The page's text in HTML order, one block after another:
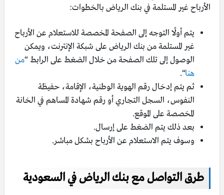
الأرباح غير المستلمة في بنك الرياض بالخطوات:
يتم أولًا التوجه إلى الصفحة المخصصة للاستعلام عن الأرباح
غير المستلمة من بنك الرياض على شبكة الإنترنت، ويمكن
الوصول إلى تلك الصفحة من خلال الضغط على الرابط “من
هنا“.
ثم يتم إدخال رقم الهوية الوطنية، الإقامة، حفيظة
النفوس، السجل التجاري أو رقم شهادة المساهم في الخانة
المخصصة على الموقع.
بعد ذلك يتم الضغط على إرسال.
وسوف يتم الاستعلام عن الأرباح بشكل مباشر.
طرق التواصل مع بنك الرياض في السعودية